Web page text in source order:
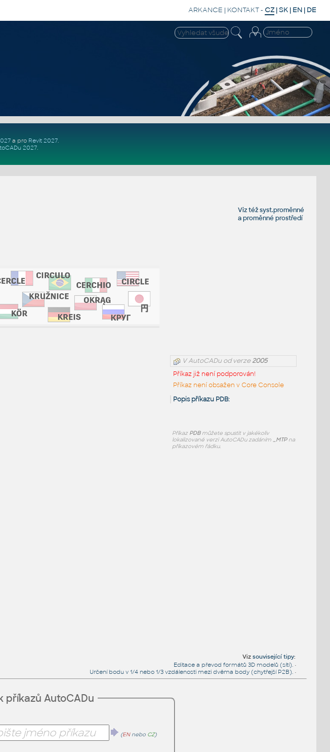
ARKANCE | KONTAKT- CZ |SK | EN | DE
a pro Revit 2027.
2027.
Viz téžsyst.proměnné
aproměnné prostředí
V AutoCADu od verze2005
Příkaz již není podporován!
Příkaz není obsažen v Core Console
Popis příkazu PDB:
Příkaz PDBmůžete spustit v jakékoliv
lokalizované verzi AutoCADu zadáním _MTPna
příkazovém řádku.
Vizsouvisející tipy:
Editace a převod formátů 3D modelů (sítí). •
Určení bodu v 1/4 nebo 1/3 vzdálenosti mezi dvěma body (chytřejší P2B). •
příkazů AutoCADu
(ENnebo CZ)